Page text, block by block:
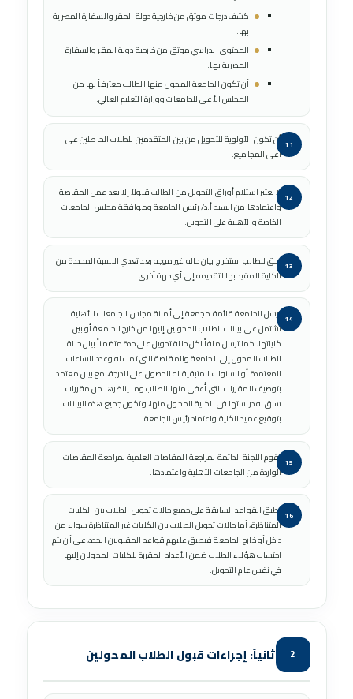
كشف درجات موثق من خارجية دولة المقر والسفارة المصرية
بها.
المحتوى الدراسي موثق من خارجية دولة المقر والسفارة
المصرية بها.
أن تكون الجامعة المحول منها الطالب معترفاً بها من
المجلس الأعلى للجامعات ووزارة التعليم العالي.
أن تكون الأولوية للتحويل من بين المتقدمين للطلاب الحاصلين على
أعلى المجاميع.
لا يعتبر استلام أوراق التحويل من الطالب قبولاً إلا بعد عمل المقاصة
واعتمادها من السيد أ.د/ رئيس الجامعة وموافقة مجلس الجامعات
الخاصة والأهلية على التحويل.
يحق للطالب استخراج بيان حاله غير موجه بعد تعدي النسبة المحددة من
الكلية المقيد بها لتقديمه إلى أي جهة أخرى.
ترسل الجامعة قائمة مجمعة إلى أمانة مجلس الجامعات الأهلية
تشتمل على بيانات الطلاب المحولين إليها من خارج الجامعة أو بين
كلياتها، كما ترسل ملفاً لكل حالة تحويل على حدة متضمناً بيان حالة
الطالب المحول إلى الجامعة والمقاصة التي تمت له وعدد الساعات
المعتمدة أو السنوات المتبقية له للحصول على الدرجة، مع بيان معتمد
بتوصيف المقررات التي أُعفى منها الطالب وما يناظرها من مقررات
سبق له دراستها في الكلية المحول منها، وتكون جميع هذه البيانات
بتوقيع عميد الكلية واعتماد رئيس الجامعة.
تقوم اللجنة الدائمة لمراجعة المقاصات العلمية بمراجعة المقاصات
الواردة من الجامعات الأهلية واعتمادها.
تطبق القواعد السابقة على جميع حالات تحويل الطلاب بين الكليات
المتناظرة، أما حالات تحويل الطلاب بين الكليات غير المتناظرة سواء من
داخل أو خارج الجامعة فيطبق عليهم قواعد المقبولين الجدد، على أن يتم
احتساب هؤلاء الطلاب ضمن الأعداد المقررة للكليات المحولين إليها
في نفس عام التحويل.
2 ثانياً: إجراءات قبول الطلاب المحولين